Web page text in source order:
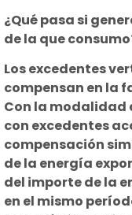
¿Qué pasa si
de la que
Los excedentes
compensan en la
Con la modalidad
con excedentes
compensación
de la energía
del importe de la
en el mismo